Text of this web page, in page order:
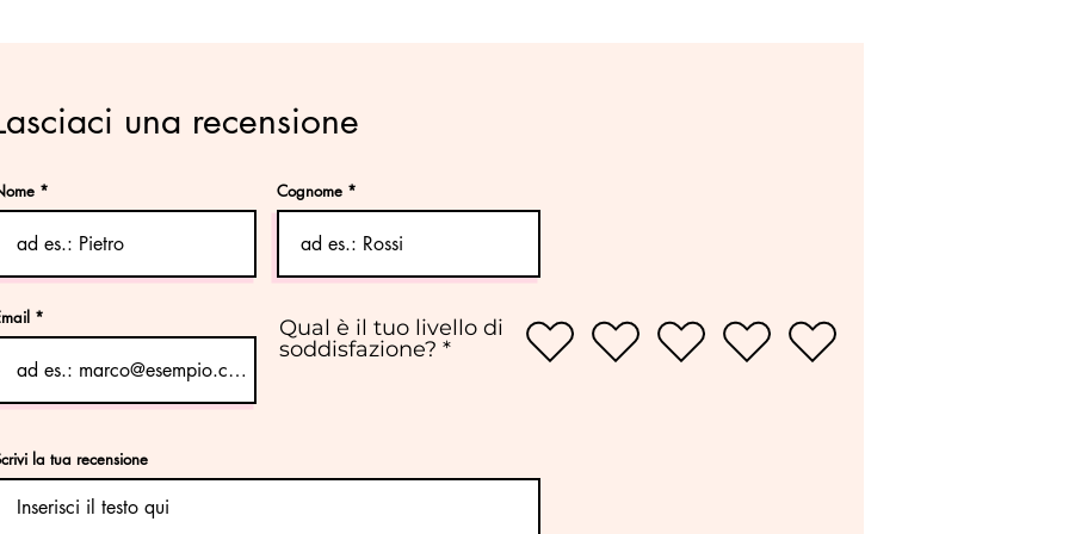
una recensione
Cognome
Qual è il tuo livello di
soddisfazione?
la tua recensione